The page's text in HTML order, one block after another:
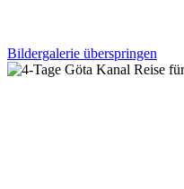
Bildergalerie überspringen